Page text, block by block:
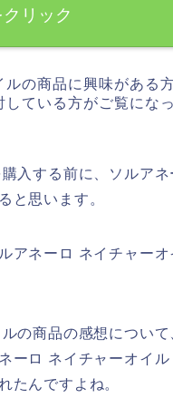
リック
の商品に興味がある
ている方がご覧にな
入する前に、ソルア
と思います。
アネーロ ネイチャー
の商品の感想につい
ーロ ネイチャーオイ
たんですよね。